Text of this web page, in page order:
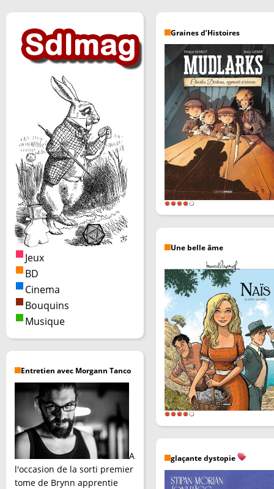
Jeux
BD
Cinema
Bouquins
Musique
Entretien avec Morgann Tanco
A
l'occasion de la sorti premier
tome de Brynn apprentie
Graines d’Histoires
Une belle âme
glaçante dystopie